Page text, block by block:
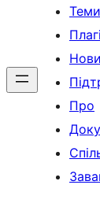
Теми
Про